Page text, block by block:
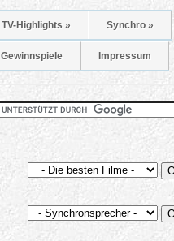
TV-Highlights » Synchro »
Gewinnspiele Impressum